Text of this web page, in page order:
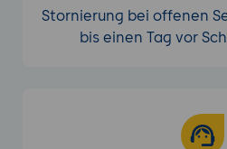
Reporting und
die Reporting-Tools
Sicherheit und
Stornierung bei offenen
bis einen Tag vor